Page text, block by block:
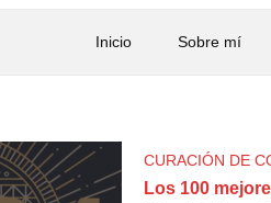
Inicio Sobre mí
CURACIÓN DE
Los 100